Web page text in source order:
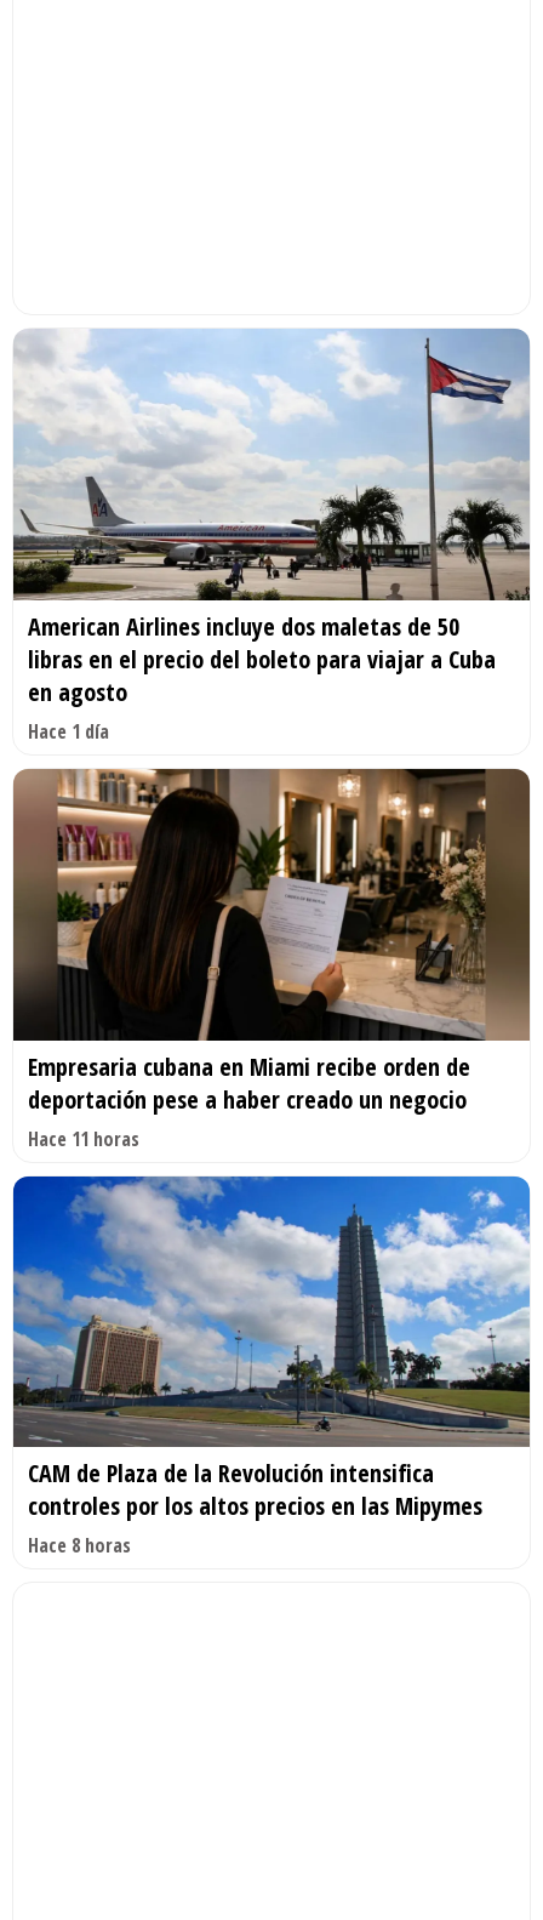
American Airlines incluye dos maletas de 50
libras en el precio del boleto para viajar a Cuba
en agosto
Hace 1 día
Empresaria cubana en Miami recibe orden de
deportación pese a haber creado un negocio
Hace 11 horas
CAM de Plaza de la Revolución intensifica
controles por los altos precios en las Mipymes
Hace 8 horas